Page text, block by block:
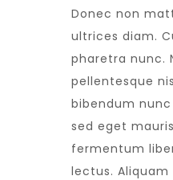
Donec non
ultrices diam.
pharetra nunc.
pellentesque
bibendum
sed eget
fermentum
lectus.